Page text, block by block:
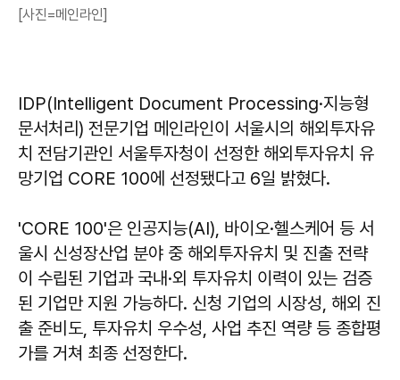
[사진=메인라인]
IDP(Intelligent Document Processing·지능형
문서처리) 전문기업 메인라인이 서울시의 해외투자유
치 전담기관인 서울투자청이 선정한 해외투자유치 유
망기업 CORE 100에 선정됐다고 6일 밝혔다.
'CORE 100'은 인공지능(AI), 바이오·헬스케어 등 서
울시 신성장산업 분야 중 해외투자유치 및 진출 전략
이 수립된 기업과 국내·외 투자유치 이력이 있는 검증
된 기업만 지원 가능하다. 신청 기업의 시장성, 해외 진
출 준비도, 투자유치 우수성, 사업 추진 역량 등 종합평
가를 거쳐 최종 선정한다.